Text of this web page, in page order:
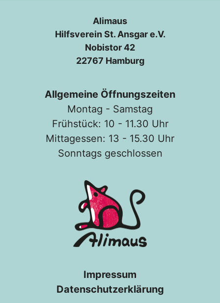
Alimaus
Hilfsverein St. Ansgar e.V.
Nobistor 42
22767 Hamburg
Allgemeine Öffnungszeiten
Montag - Samstag
Frühstück: 10 - 11.30 Uhr
Mittagessen: 13 - 15.30 Uhr
Sonntags geschlossen
Impressum
Datenschutzerklärung